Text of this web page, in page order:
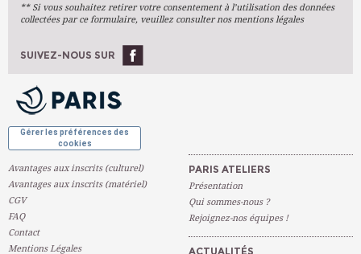
Arts Numériques
Ateliers À L'année
** Si vous souhaitez retirer votre consentement à l’utilisation des données
collectées par ce formulaire, veuillez consulter nos mentions légales
SUIVEZ-NOUS SUR
Gérer les préférences des
cookies
Avantages aux inscrits (culturel)
Avantages aux inscrits (matériel)
CGV
FAQ
Contact
Mentions Légales
PARIS ATELIERS
Présentation
Qui sommes-nous ?
Rejoignez-nos équipes !
ACTUALITÉS